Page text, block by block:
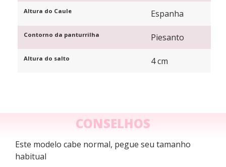
Altura do Caule Espanha
Contorno da panturrilha Piesanto
Altura do salto 4 cm
CONSELHOS
Este modelo cabe normal, pegue seu tamanho
habitual